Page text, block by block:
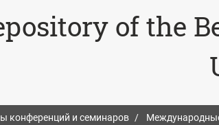
of the
конференций и семинаров